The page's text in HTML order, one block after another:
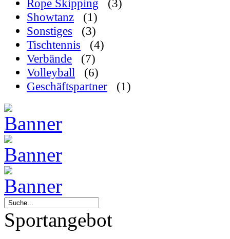
Rope Skipping
(3)
Showtanz
(1)
Sonstiges
(3)
Tischtennis
(4)
Verbände
(7)
Volleyball
(6)
Geschäftspartner
(1)
Sportangebot